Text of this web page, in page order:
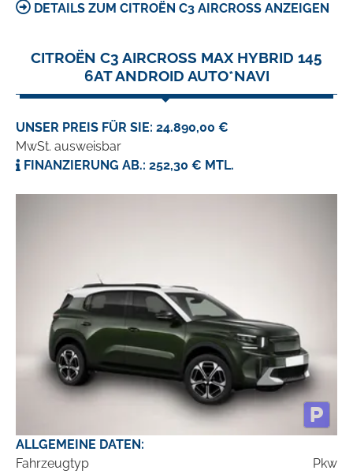
DETAILS ZUM CITROËN C3 AIRCROSS ANZEIGEN
CITROËN C3 AIRCROSS MAX HYBRID 145
6AT ANDROID AUTO*NAVI
UNSER PREIS FÜR SIE: 24.890,00 €
MwSt. ausweisbar
FINANZIERUNG AB.: 252,30 € MTL.
ALLGEMEINE DATEN:
Fahrzeugtyp
Pkw